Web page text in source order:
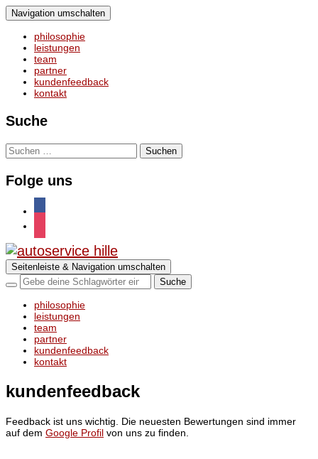
Navigation umschalten
philosophie
leistungen
team
partner
kundenfeedback
kontakt
Suche
Suchen
nach:
Folge uns
Seitenleiste & Navigation umschalten
philosophie
leistungen
team
partner
kundenfeedback
kontakt
kundenfeedback
Feedback ist uns wichtig. Die neuesten Bewertungen sind immer
auf dem Google Profil von uns zu finden.